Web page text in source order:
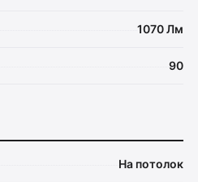
1070 Лм
90
На потолок